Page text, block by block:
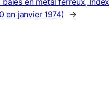
en métal ferreux, Index
en janvier 1974)
→